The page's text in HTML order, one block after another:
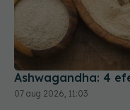
Ashwagandha: 4
07 aug 2026, 11:03